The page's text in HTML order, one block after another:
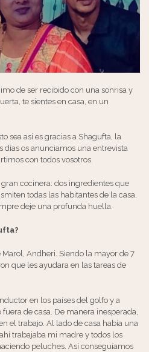
de ser recibido con una sonrisa y
te sientes en casa, en un
sea así es gracias a Shagufta, la
días os anunciamos una entrevista
con todos vosotros.
cocinera: dos ingredientes que
todas las habitantes de la casa,
deje una profunda huella.
Andheri. Siendo la mayor de 7
que les ayudara en las tareas de
en los países del golfo y a
de casa. De manera inesperada,
el trabajo. Al lado de casa había una
trabajaba mi madre y todos los
peluches. Así conseguíamos